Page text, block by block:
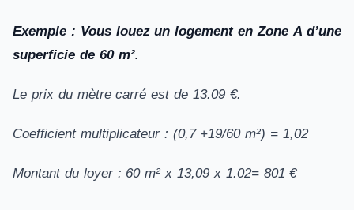
Exemple : Vous louez un logement en Zone A d’une
superficie de 60 m².
Le prix du mètre carré est de 13.09 €.
Coefficient multiplicateur : (0,7 +19/60 m²) = 1,02
Montant du loyer : 60 m² x 13,09 x 1.02= 801 €